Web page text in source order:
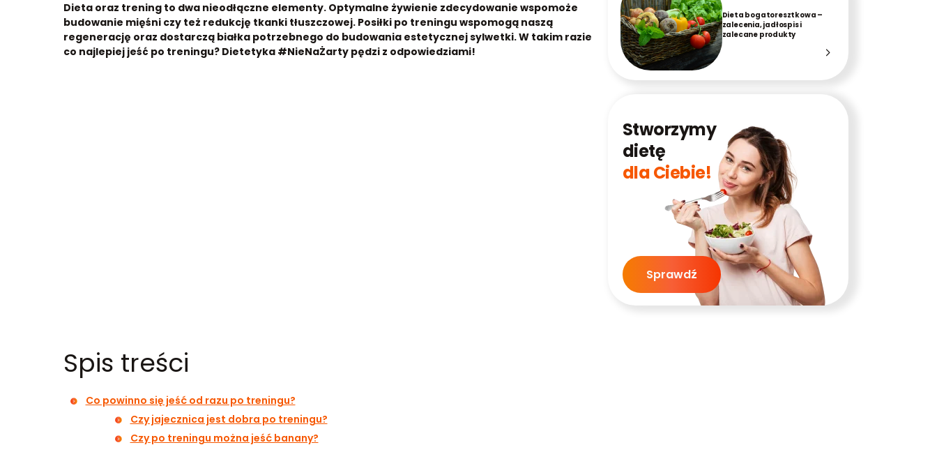
Dieta oraz trening to dwa nieodłączne elementy. Optymalne żywienie zdecydowanie wspomoże
budowanie mięśni czy też redukcję tkanki tłuszczowej. Posiłki po treningu wspomogą naszą
regenerację oraz dostarczą białka potrzebnego do budowania estetycznej sylwetki. W takim razie
co najlepiej jeść po treningu? Dietetyka #NieNaŻarty pędzi z odpowiedziami!
Spis treści
Co powinno się jeść od razu po treningu?
Czy jajecznica jest dobra po treningu?
Czy po treningu można jeść banany?
Dieta bogatoresztkowa –
zalecenia, jadłospis i
zalecane produkty
Stworzymy
dietę
dla Ciebie!
Sprawdź